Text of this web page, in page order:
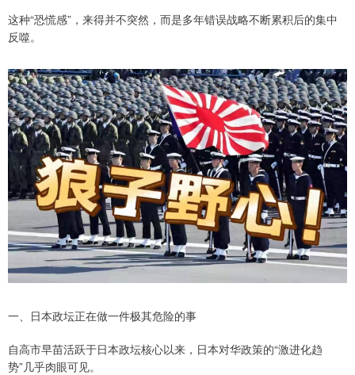
这种“恐慌感”，来得并不突然，而是多年错误战略不断累积后的集中
反噬。
一、日本政坛正在做一件极其危险的事
自高市早苗活跃于日本政坛核心以来，日本对华政策的“激进化趋
势”几乎肉眼可见。